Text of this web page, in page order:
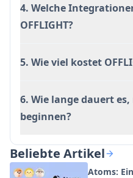
4. Welche
OFFLIGHT?
5. Wie viel kostet
6. Wie lange dauert es,
beginnen?
Beliebte Artikel
Atoms: